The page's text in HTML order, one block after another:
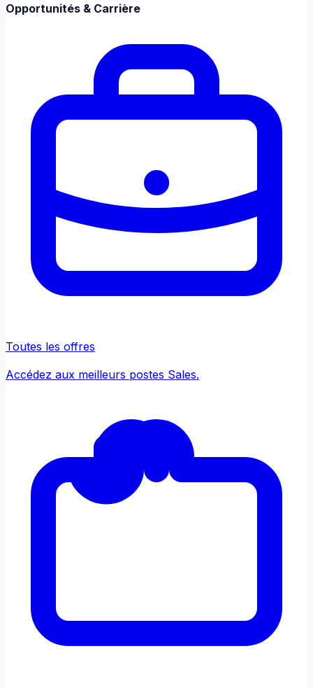
Opportunités & Carrière
Toutes les offres
Accédez aux meilleurs postes Sales.